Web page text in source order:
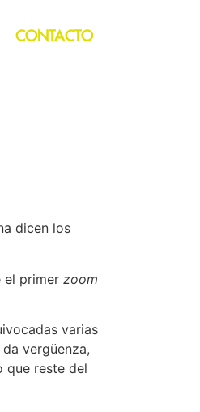
CONTACTO
dicen los
el primer zoom
varias
vergüenza,
que reste del